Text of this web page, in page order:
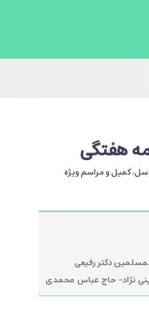
هفتگی
کمیل و مراسم ویژه
دکتر رفیعی
نژاد- حاج عباس محمدی